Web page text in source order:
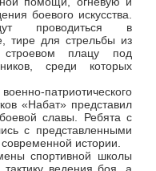
боевого искусства.
проводиться в
тире для стрельбы из
строевом плацу под
среди которых
патриотического
«Набат» представил
славы. Ребята с
с представленными
истории.
спортивной школы